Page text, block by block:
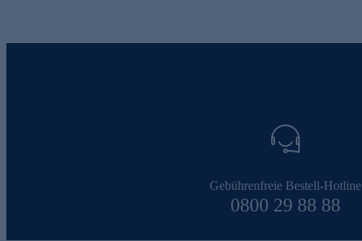
Gebührenfreie Bestell-Hotline
0800 29 88 88